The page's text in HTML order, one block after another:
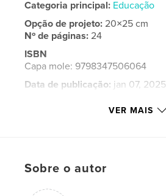
Categoria principal: Educação
Opção de projeto:20×25 cm
Nº de páginas:24
ISBN
Capa mole: 9798347506064
Data de publicação: jan 07, 2025
VER MAIS
Sobre o autor